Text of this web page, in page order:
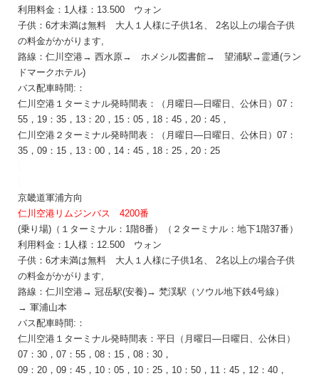
利用料金：1人様：13.500 ウォン
子供：6才未満は無料 大人１人様に子供1名、 2名以上の場合子供
の料金がかがります,
路線： 仁川空港→ 西水原→ ホメシル図書館→ 望浦駅 → 霊通(ラン
ドマークホテル)
バス配車時間:：
仁川空港１ターミナル発時間表：
（月曜日―日曜日、 公休日 ） 07：
55，19：35，13：20，15：05，18：45，20：45，
仁川空港２ターミナル発時間表：
（月曜日―日曜日、 公休日 ）07：
35，09：15，13：00，14：45，18：25，20：25
京畿道軍浦方向
仁川空港リムジンバス 4200番
(乗り場)（１ターミナル：1階8番）（２ターミナル：地下1階37番）
利用料金：1人様：12.500 ウォン
子供：6才未満は無料 大人１人様に子供1名、 2名以上の場合子供
の料金がかがります,
路線： 仁川空港→ 冠岳駅(安養)→ 梵渓駅（ソウル地下鉄4号線）
→ 軍浦山本
バス配車時間:：
仁川空港１ターミナル発時間表： 平日（月曜日― 日曜日、 公休日 ）
07：30，07：55，08：15，08：30，
09：20，09：45，10：05，10：25，10：50，11：45，12：40，